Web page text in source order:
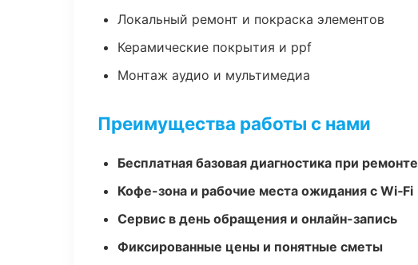
Локальный ремонт и покраска элементов
Керамические покрытия и ppf
Монтаж аудио и мультимедиа
Преимущества работы с нами
Бесплатная базовая диагностика при ремонте
Кофе-зона и рабочие места ожидания с Wi‑Fi
Сервис в день обращения и онлайн-запись
Фиксированные цены и понятные сметы